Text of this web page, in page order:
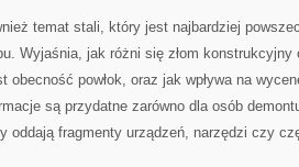
temat stali, który jest najbardziej
Wyjaśnia, jak różni się złom konstrukcyjny
obecność powłok, oraz jak wpływa na
są przydatne zarówno dla osób
oddają fragmenty urządzeń, narzędzi czy